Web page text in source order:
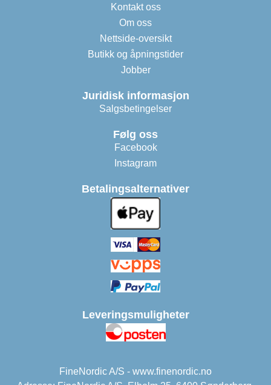
Kontakt oss
Om oss
Nettside-oversikt
Butikk og åpningstider
Jobber
Juridisk informasjon
Salgsbetingelser
Følg oss
Facebook
Instagram
Betalingsalternativer
Leveringsmuligheter
FineNordic A/S - www.finenordic.no